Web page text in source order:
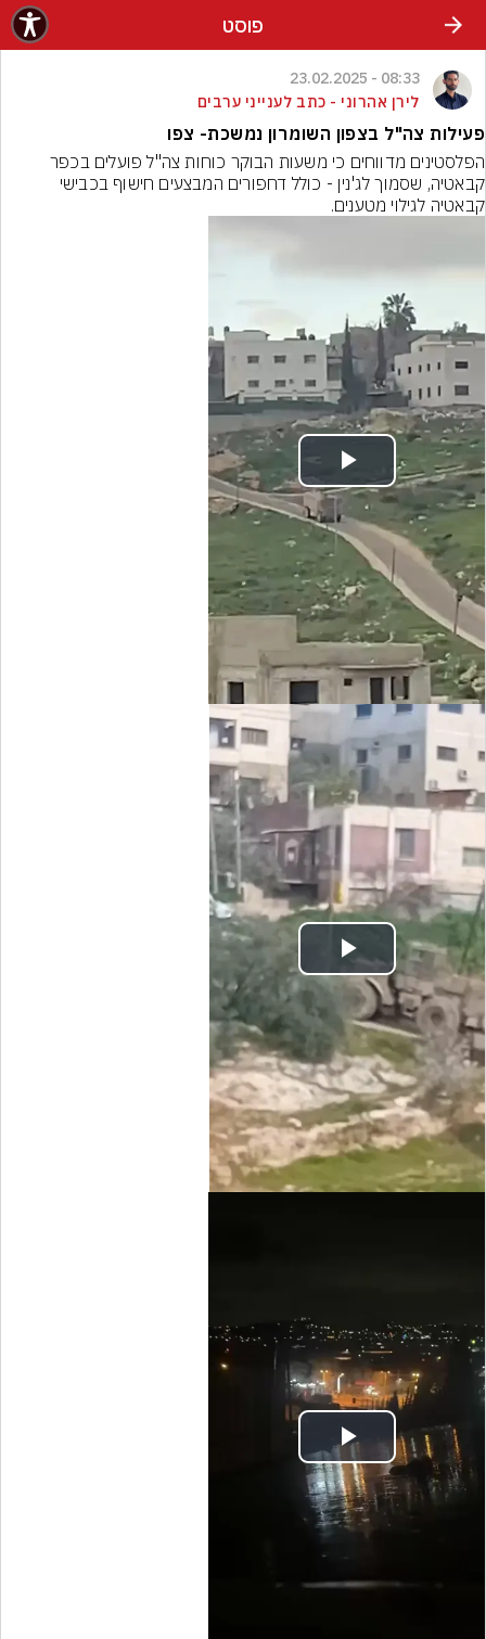
פוסט
08:33 - 23.02.2025
לירן אהרוני - כתב לענייני ערבים
פעילות צה"ל בצפון השומרון נמשכת- צפו
קבאטיה לגילוי מטענים.
Play
Video
Play
Video
Play
Video